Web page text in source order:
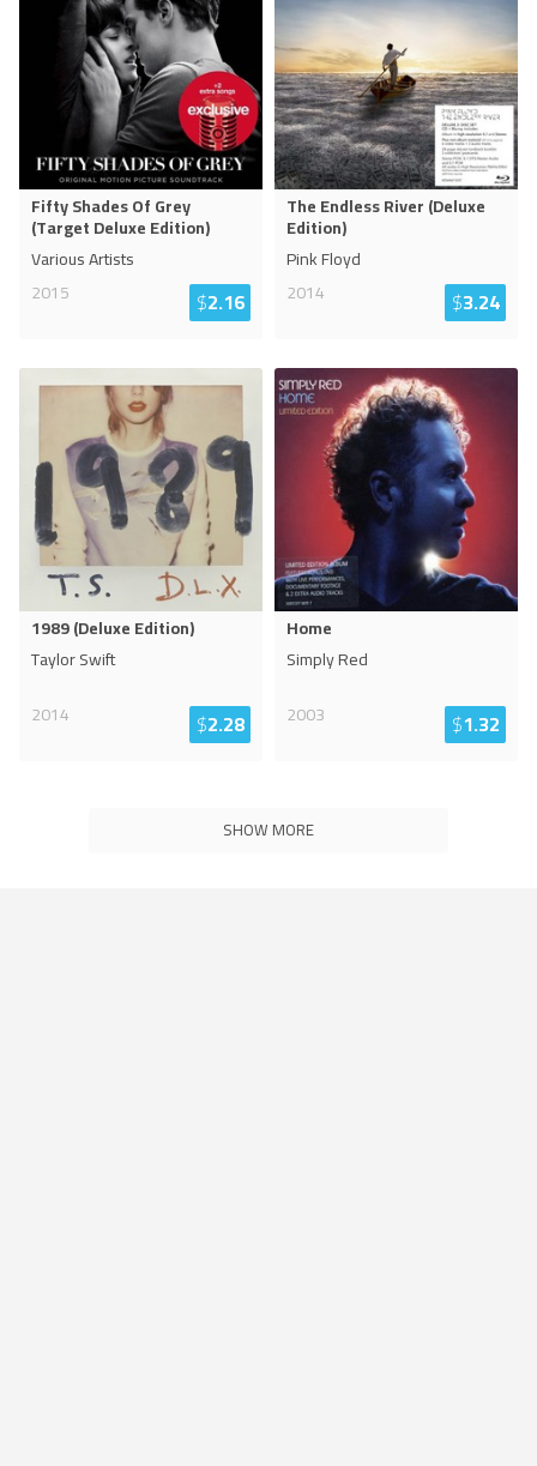
Fifty Shades Of Grey
(Target Deluxe Edition)
Various Artists
2015
$2.16
The Endless River (Deluxe
Edition)
Pink Floyd
2014
$3.24
1989 (Deluxe Edition)
Taylor Swift
2014
$2.28
Home
Simply Red
2003
$1.32
SHOW MORE